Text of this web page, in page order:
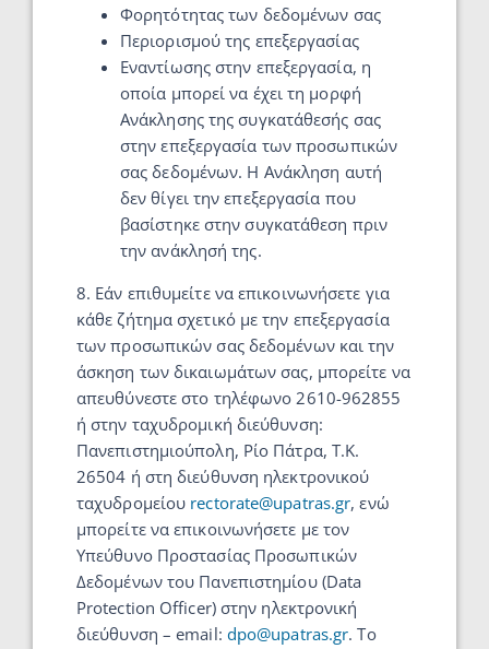
Φορητότητας των δεδομένων σας
Περιορισμού της επεξεργασίας
Εναντίωσης στην επεξεργασία, η
οποία μπορεί να έχει τη μορφή
Ανάκλησης της συγκατάθεσής σας
στην επεξεργασία των προσωπικών
σας δεδομένων. Η Ανάκληση αυτή
δεν θίγει την επεξεργασία που
βασίστηκε στην συγκατάθεση πριν
την ανάκλησή της.
8. Εάν επιθυμείτε να επικοινωνήσετε για
κάθε ζήτημα σχετικό με την επεξεργασία
των προσωπικών σας δεδομένων και την
άσκηση των δικαιωμάτων σας, μπορείτε να
απευθύνεστε στο τηλέφωνο 2610-962855
ή στην ταχυδρομική διεύθυνση:
Πανεπιστημιούπολη, Ρίο Πάτρα, Τ.Κ.
26504 ή στη διεύθυνση ηλεκτρονικού
ταχυδρομείου rectorate@upatras.gr, ενώ
μπορείτε να επικοινωνήσετε με τον
Υπεύθυνο Προστασίας Προσωπικών
Δεδομένων του Πανεπιστημίου (Data
Protection Officer) στην ηλεκτρονική
διεύθυνση – email: dpo@upatras.gr. Το